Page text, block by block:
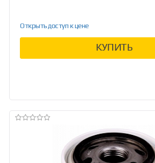
Открыть доступ к цене
КУПИТЬ